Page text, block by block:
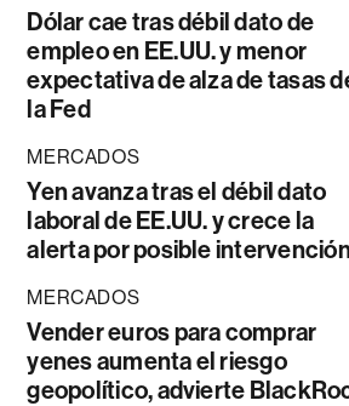
Dólar cae tras débil dato de
empleo en EE.UU. y menor
expectativa de alza de tasas
la Fed
MERCADOS
Yen avanza tras el débil dato
laboral de EE.UU. y crece la
alerta por posible
MERCADOS
Vender euros para comprar
yenes aumenta el riesgo
geopolítico, advierte